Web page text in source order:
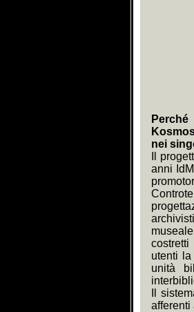
nei
Il
anni
utenti
unità
Il